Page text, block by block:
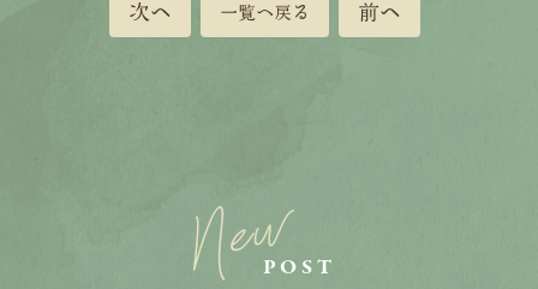
次へ 一覧へ戻る 前へ
NewPOST